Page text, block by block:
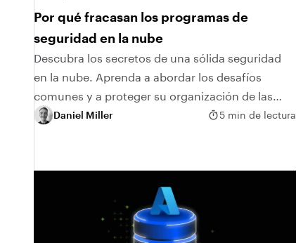
Por qué fracasan los programas de
seguridad en la nube
Descubra los secretos de una sólida seguridad
en la nube. Aprenda a abordar los desafíos
comunes y a proteger su organización de las
brechas de datos y las amenazas cibernéticas.
Daniel Miller 5 min de lectura